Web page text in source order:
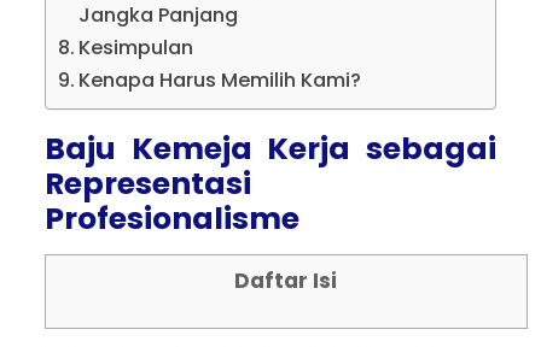
Jangka Panjang
Kesimpulan
Kenapa Harus Memilih Kami?
Baju Kemeja Kerja sebagai
Representasi
Profesionalisme
Daftar Isi